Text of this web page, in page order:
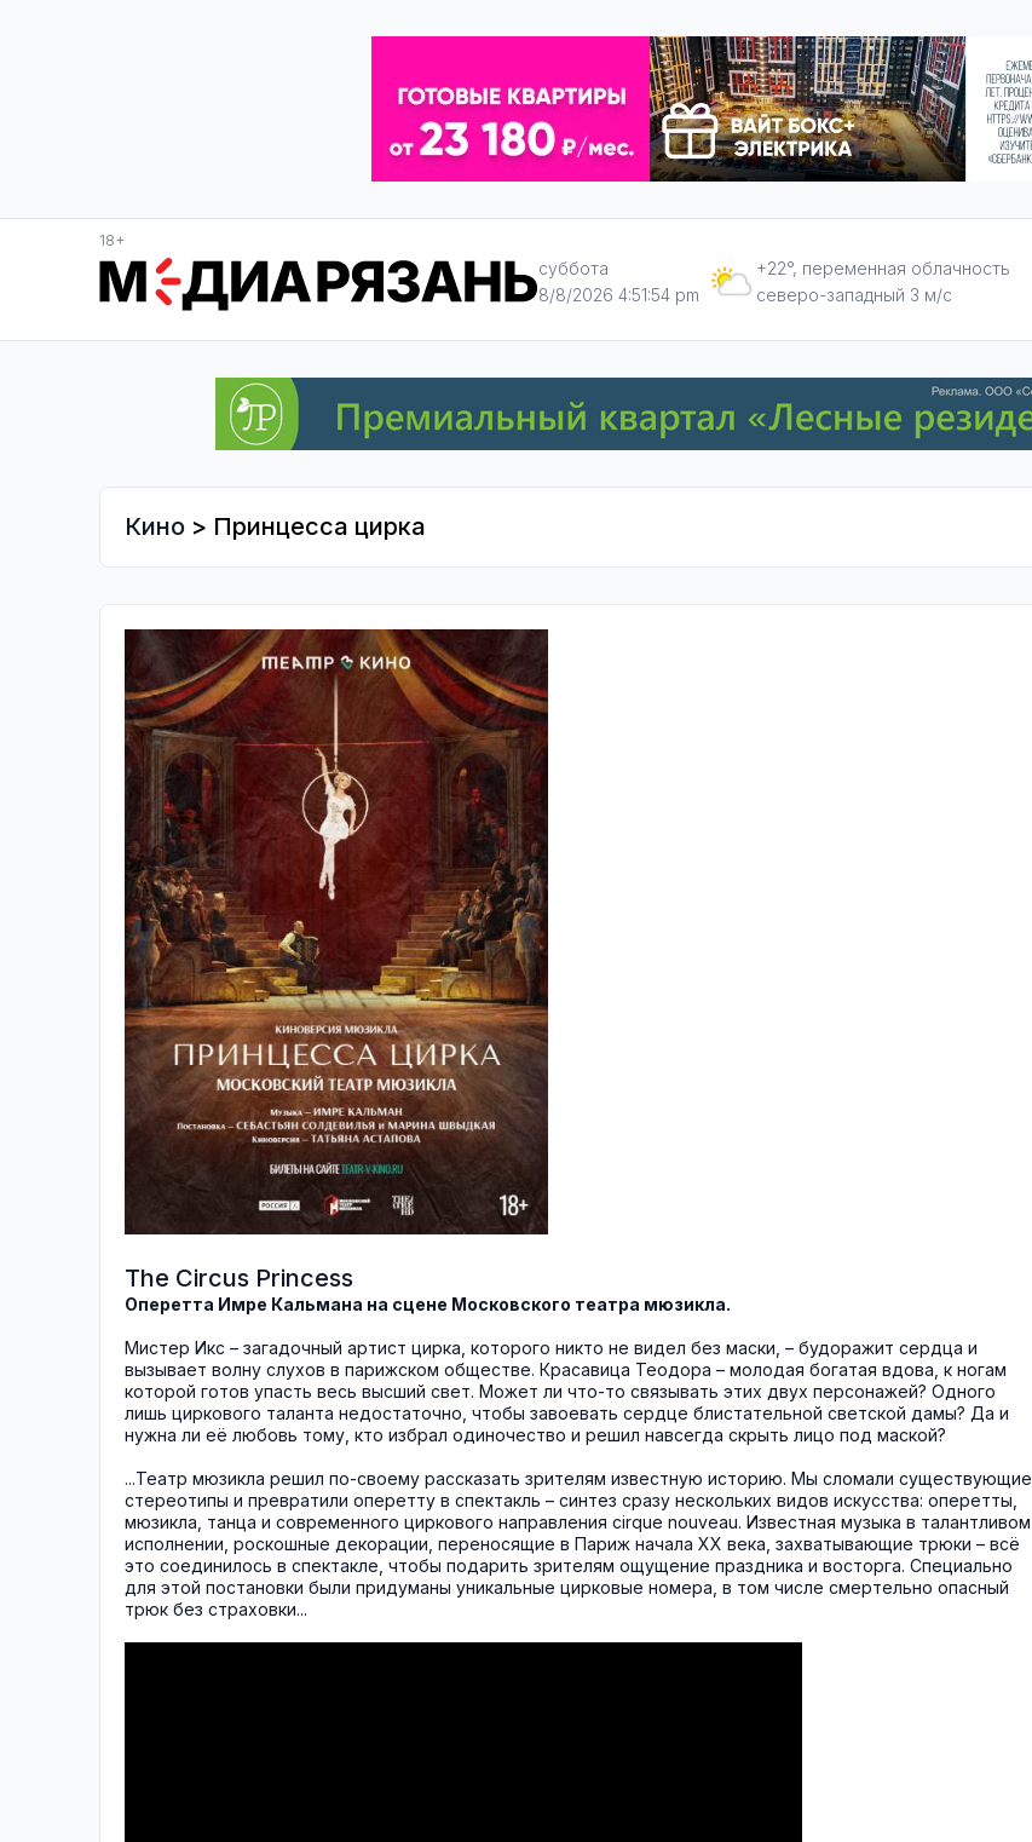
18+
суббота
8/8/2026 4:51:55 pm
+22°, переменная облачность
северо-западный 3 м/с
Кино > Принцесса цирка
The Circus Princess
Оперетта Имре Кальмана на сцене Московского театра мюзикла.
Мистер Икс – загадочный артист цирка, которого никто не видел без маски, – будоражит сердца и
вызывает волну слухов в парижском обществе. Красавица Теодора – молодая богатая вдова, к ногам
которой готов упасть весь высший свет. Может ли что-то связывать этих двух персонажей? Одного
лишь циркового таланта недостаточно, чтобы завоевать сердце блистательной светской дамы? Да и
нужна ли её любовь тому, кто избрал одиночество и решил навсегда скрыть лицо под маской?
...Театр мюзикла решил по-своему рассказать зрителям известную историю. Мы сломали существующие
стереотипы и превратили оперетту в спектакль – синтез сразу нескольких видов искусства: оперетты,
мюзикла, танца и современного циркового направления cirque nouveau. Известная музыка в талантливом
исполнении, роскошные декорации, переносящие в Париж начала ХХ века, захватывающие трюки – всё
это соединилось в спектакле, чтобы подарить зрителям ощущение праздника и восторга. Специально
для этой постановки были придуманы уникальные цирковые номера, в том числе смертельно опасный
трюк без страховки...